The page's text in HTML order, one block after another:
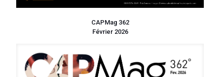
CAPMag 362
Février 2026